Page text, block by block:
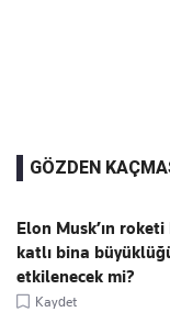
GÖZDEN
Elon Musk’ın
katlı bina
etkilenecek mi?
Kaydet